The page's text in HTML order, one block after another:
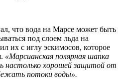
что вода на Марсе может быть
под слоем льда на
их с иглу эскимосов, которое
«Марсианская полярная шапка
настолько хорошей защитой от
потоки воды».